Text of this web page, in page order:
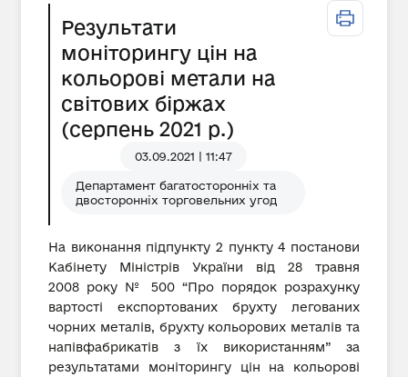
Результати
моніторингу цін на
кольорові метали на
світових біржах
(серпень 2021 р.)
03.09.2021 | 11:47
Департамент багатосторонніх та
двосторонніх торговельних угод
На виконання підпункту 2 пункту 4 постанови
Кабінету Міністрів України від 28 травня
2008 року № 500 “Про порядок розрахунку
вартості експортованих брухту легованих
чорних металів, брухту кольорових металів та
напівфабрикатів з їх використанням” за
результатами моніторингу цін на кольорові